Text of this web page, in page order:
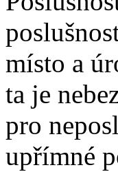
místo a
ta je
pro
upřímné